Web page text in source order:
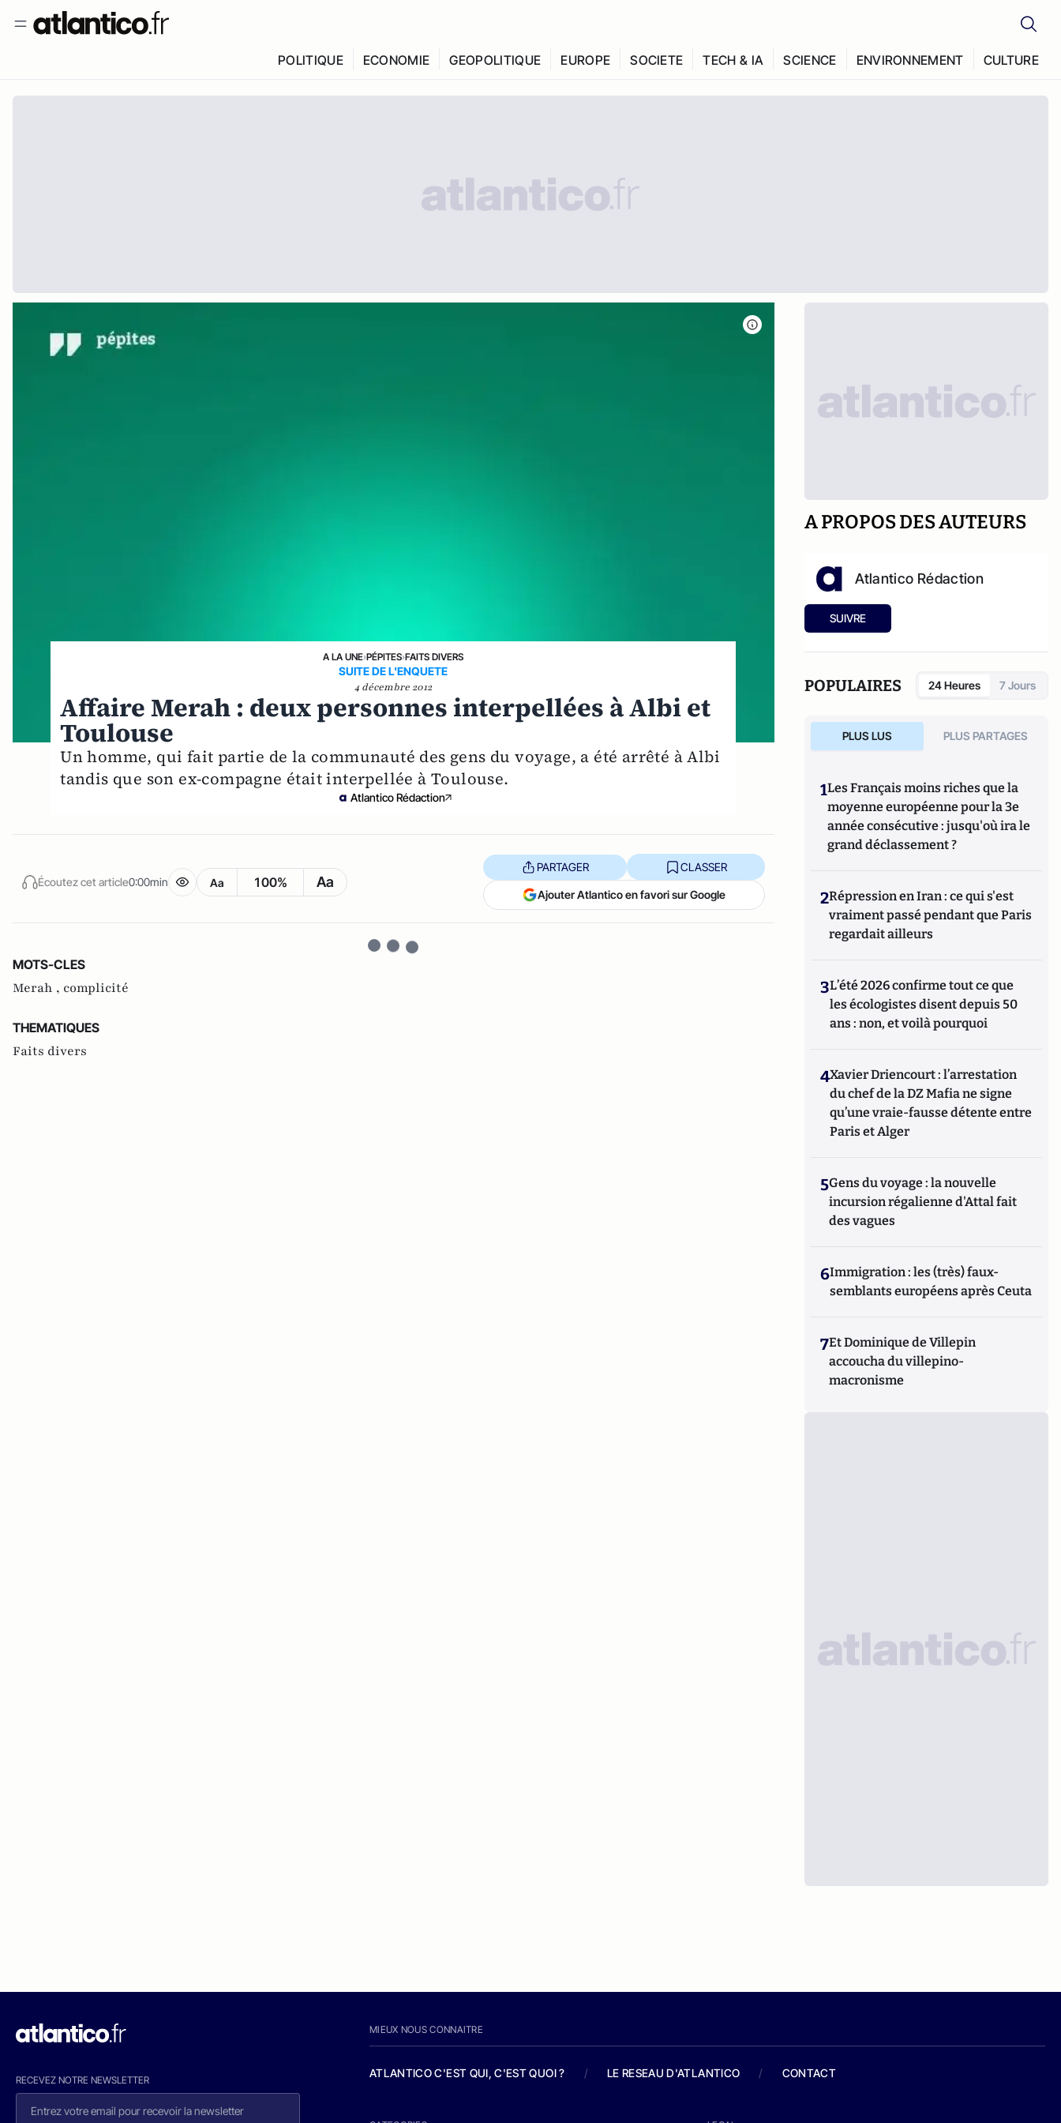
POLITIQUE ECONOMIE GEOPOLITIQUE EUROPE SOCIETE TECH & IA SCIENCE ENVIRONNEMENT CULTURE
A LA UNE›PÉPITES›FAITS DIVERS
SUITE DE L'ENQUETE
4 décembre 2012
Affaire Merah : deux personnes interpellées à Albi et
Toulouse
Un homme, qui fait partie de la communauté des gens du voyage, a été arrêté à Albi
tandis que son ex-compagne était interpellée à Toulouse.
Atlantico Rédaction
Écoutez cet article0:00min Aa 100% Aa
PARTAGER CLASSER
Ajouter Atlantico en favori sur Google
MOTS-CLES
Merah , complicité
THEMATIQUES
Faits divers
A PROPOS DES AUTEURS
Atlantico Rédaction
SUIVRE
POPULAIRES 24 Heures 7 Jours
PLUS LUS PLUS PARTAGES
1Les Français moins riches que la
moyenne européenne pour la 3e
année consécutive : jusqu'où ira le
grand déclassement ?
2Répression en Iran : ce qui s'est
vraiment passé pendant que Paris
regardait ailleurs
3L’été 2026 confirme tout ce que
les écologistes disent depuis 50
ans : non, et voilà pourquoi
4Xavier Driencourt : l’arrestation
du chef de la DZ Mafia ne signe
qu’une vraie-fausse détente entre
Paris et Alger
5Gens du voyage : la nouvelle
incursion régalienne d'Attal fait
des vagues
6Immigration : les (très) faux-
semblants européens après Ceuta
7Et Dominique de Villepin
accoucha du villepino-
macronisme
RECEVEZ NOTRE NEWSLETTER
MIEUX NOUS CONNAITRE
ATLANTICO C'EST QUI, C'EST QUOI ? / LE RESEAU D'ATLANTICO / CONTACT